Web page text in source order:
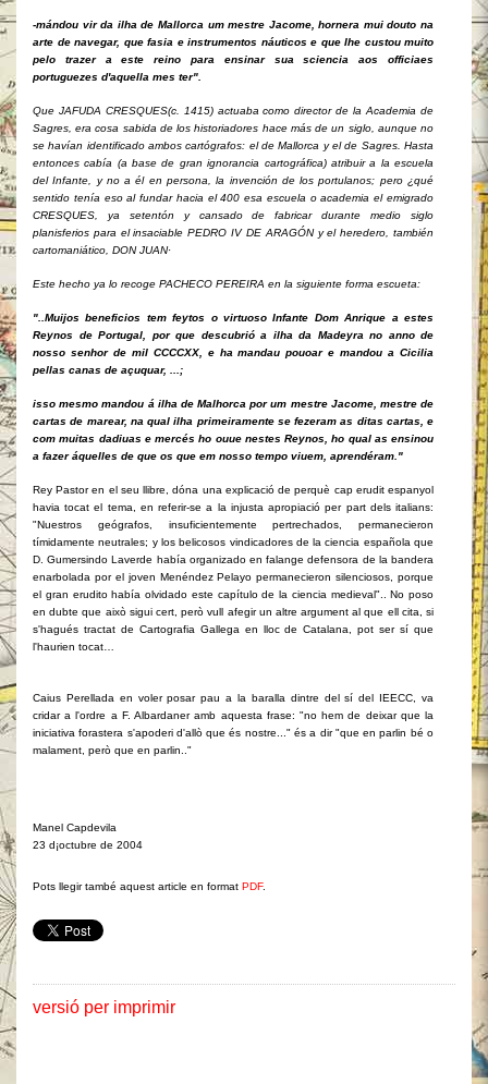
-mándou vir da ilha de Mallorca um mestre Jacome, hornera mui douto na
arte de navegar, que fasia e instrumentos náuticos e que Ihe custou muito
pelo trazer a este reino para ensinar sua sciencia aos officiaes
portuguezes d'aquella mes ter".
Que JAFUDA CRESQUES(c. 1415) actuaba como director de la Academia de
Sagres, era cosa sabida de los historiadores hace más de un siglo, aunque no
se havían identificado ambos cartógrafos: el de Mallorca y el de Sagres. Hasta
entonces cabía (a base de gran ignorancia cartográfica) atribuir a la escuela
del Infante, y no a él en persona, la invención de los portulanos; pero ¿qué
sentido tenía eso al fundar hacia el 400 esa escuela o academia el emigrado
CRESQUES, ya setentón y cansado de fabricar durante medio siglo
planisferios para el insaciable PEDRO IV DE ARAGÓN y el heredero, también
cartomaniático, DON JUAN·
Este hecho ya lo recoge PACHECO PEREIRA en la siguiente forma escueta:
"..Muijos beneficios tem feytos o virtuoso Infante Dom Anrique a estes
Reynos de Portugal, por que descubrió a ilha da Madeyra no anno de
nosso senhor de mil CCCCXX, e ha mandau pouoar e mandou a Cicilia
pellas canas de açuquar, ...;
isso mesmo mandou á ilha de Malhorca por um mestre Jacome, mestre de
cartas de marear, na qual ilha primeiramente se fezeram as ditas cartas, e
com muitas dadiuas e mercés ho ouue nestes Reynos, ho qual as ensinou
a fazer áquelles de que os que em nosso tempo viuem, aprendéram."
Rey Pastor en el seu llibre, dóna una explicació de perquè cap erudit espanyol
havia tocat el tema, en referir-se a la injusta apropiació per part dels italians:
"Nuestros geógrafos, insuficientemente pertrechados, permanecieron
tímidamente neutrales; y los belicosos vindicadores de la ciencia española que
D. Gumersindo Laverde había organizado en falange defensora de la bandera
enarbolada por el joven Menéndez Pelayo permanecieron silenciosos, porque
el gran erudito había olvidado este capítulo de la ciencia medieval".. No poso
en dubte que això sigui cert, però vull afegir un altre argument al que ell cita, si
s'hagués tractat de Cartografia Gallega en lloc de Catalana, pot ser sí que
l'haurien tocat…
Caius Perellada en voler posar pau a la baralla dintre del sí del IEECC, va
cridar a l'ordre a F. Albardaner amb aquesta frase: "no hem de deixar que la
iniciativa forastera s'apoderi d'allò que és nostre..." és a dir "que en parlin bé o
malament, però que en parlin.."
Manel Capdevila
23 d¡octubre de 2004
Pots llegir també aquest article en format PDF.
versió per imprimir